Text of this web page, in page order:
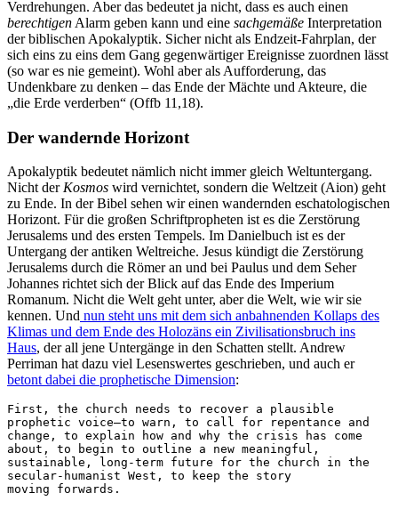
Verdrehungen. Aber das bedeutet ja nicht, dass es auch einen
berechtigen Alarm geben kann und eine sachgemäße Interpretation
der biblischen Apokalyptik. Sicher nicht als Endzeit-Fahrplan, der
sich eins zu eins dem Gang gegenwärtiger Ereignisse zuordnen lässt
(so war es nie gemeint). Wohl aber als Aufforderung, das
Undenkbare zu denken – das Ende der Mächte und Akteure, die
„die Erde verderben“ (Offb 11,18).
Der wandernde Horizont
Apokalyptik bedeutet nämlich nicht immer gleich Weltuntergang.
Nicht der Kosmos wird vernichtet, sondern die Weltzeit (Aion) geht
zu Ende. In der Bibel sehen wir einen wandernden eschatologischen
Horizont. Für die großen Schriftpropheten ist es die Zerstörung
Jerusalems und des ersten Tempels. Im Danielbuch ist es der
Untergang der antiken Weltreiche. Jesus kündigt die Zerstörung
Jerusalems durch die Römer an und bei Paulus und dem Seher
Johannes richtet sich der Blick auf das Ende des Imperium
Romanum. Nicht die Welt geht unter, aber die Welt, wie wir sie
kennen. Und nun steht uns mit dem sich anbahnenden Kollaps des
Klimas und dem Ende des Holozäns ein Zivilisationsbruch ins
Haus, der all jene Untergänge in den Schatten stellt. Andrew
Perriman hat dazu viel Lesenswertes geschrieben, und auch er
betont dabei die prophetische Dimension:
First, the church needs to recover a plausible
prophetic voice—to warn, to call for repentance and
change, to explain how and why the crisis has come
about, to begin to outline a new meaningful,
sustainable, long-term future for the church in the
secular-humanist West, to keep the story
moving forwards.